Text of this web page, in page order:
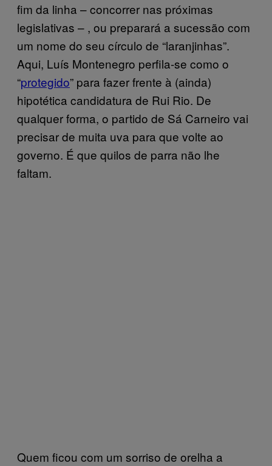
fim da linha – concorrer nas próximas
legislativas – , ou preparará a sucessão com
um nome do seu círculo de “laranjinhas”.
Aqui, Luís Montenegro perfila-se como o
“protegido” para fazer frente à (ainda)
hipotética candidatura de Rui Rio. De
qualquer forma, o partido de Sá Carneiro vai
precisar de muita uva para que volte ao
governo. É que quilos de parra não lhe
faltam.
Quem ficou com um sorriso de orelha a